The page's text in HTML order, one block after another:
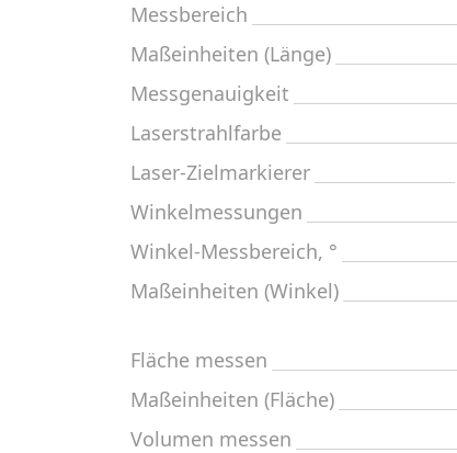
Messbereich
Maßeinheiten (Länge)
Messgenauigkeit
Laserstrahlfarbe
Laser-Zielmarkierer
Winkelmessungen
Winkel-Messbereich, °
Maßeinheiten (Winkel)
Fläche messen
Maßeinheiten (Fläche)
Volumen messen